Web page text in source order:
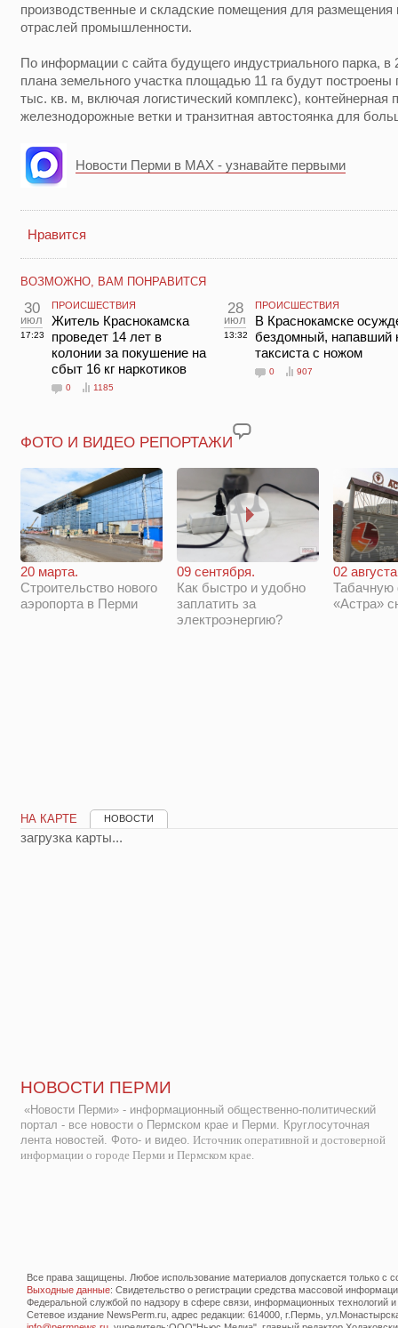
производственные и складские помещения для размещения
отраслей промышленности.
По информации с сайта будущего индустриального парка, в
плана земельного участка площадью 11 га будут
тыс. кв. м, включая логистический комплекс), контейнерная
железнодорожные ветки и транзитная автостоянка для
Новости Перми в MAX - узнавайте первыми
Нравится
ВОЗМОЖНО, ВАМ ПОНРАВИТСЯ
30
июл
17:23
ПРОИСШЕСТВИЯ
Житель Краснокамска
проведет 14 лет в
колонии за покушение на
сбыт 16 кг наркотиков
0 1185
28
июл
13:32
ПРОИСШЕСТВИЯ
В Краснокамске
бездомный, напавший
таксиста с ножом
0 907
ФОТО И ВИДЕО РЕПОРТАЖИ
20 марта.
Строительство нового
аэропорта в Перми
09 сентября.
Как быстро и удобно
заплатить за
электроэнергию?
02
Табачную
«Астра»
НА КАРТЕ НОВОСТИ
загрузка карты...
НОВОСТИ ПЕРМИ
«Новости Перми» - информационный общественно-политический
портал - все новости о Пермском крае и Перми. Круглосуточная
лента новостей. Фото- и видео. Источник оперативной и достоверной
информации о городе Перми и Пермском крае.
Все права защищены. Любое использование материалов допускается только с
Выходные данные: Свидетельство о регистрации средства массовой
Федеральной службой по надзору в сфере связи, информационных технологий
Сетевое издание NewsPerm.ru, адрес редакции: 614000, г.Пермь,